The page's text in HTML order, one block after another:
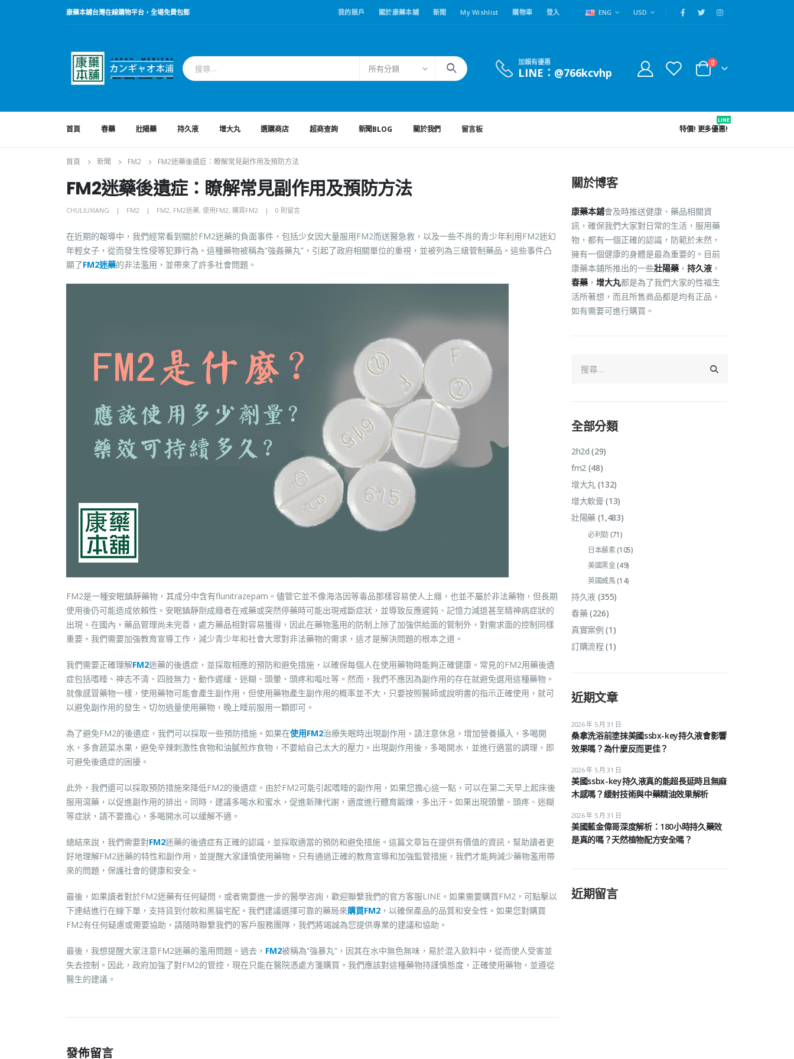
康藥本鋪台灣在線購物平台，全場免費包郵 我的賬戶 關於康藥本鋪 新聞 My Wishlist 購物車 登入 ENG USD
所有分類
加賴有優惠
LINE：@766kcvhp
0
首頁 春藥 壯陽藥 持久液 增大丸 選購商店 超商查詢 新聞BLOG 關於我們 留言板 特價! 更多優惠!
LINE
首頁 新聞 FM2 FM2迷藥後遺症：瞭解常見副作用及預防方法
FM2迷藥後遺症：瞭解常見副作用及預防方法
CHULIUXIANG FM2 FM2, FM2迷藥, 使用FM2, 購買FM2 0 則留言
在近期的報導中，我們經常看到關於FM2迷藥的負面事件，包括少女因大量服用FM2而送醫急救，以及一些不肖的青少年利用FM2迷幻
年輕女子，從而發生性侵等犯罪行為。這種藥物被稱為”強姦藥丸”，引起了政府相關單位的重視，並被列為三級管制藥品。這些事件凸
顯了FM2迷藥的非法濫用，並帶來了許多社會問題。
FM2是一種安眠鎮靜藥物，其成分中含有flunitrazepam。儘管它並不像海洛因等毒品那樣容易使人上癮，也並不屬於非法藥物，但長期
使用後仍可能造成依賴性。安眠鎮靜劑成癮者在戒藥或突然停藥時可能出現戒斷症狀，並導致反應遲鈍、記憶力減退甚至精神病症狀的
出現。在國內，藥品管理尚未完善，處方藥品相對容易獲得，因此在藥物濫用的防制上除了加強供給面的管制外，對需求面的控制同樣
重要。我們需要加強教育宣導工作，減少青少年和社會大眾對非法藥物的需求，這才是解決問題的根本之道。
我們需要正確理解FM2迷藥的後遺症，並採取相應的預防和避免措施，以確保每個人在使用藥物時能夠正確健康。常見的FM2用藥後遺
症包括嗜睡、神志不清、四肢無力、動作遲緩、迷糊、頭暈、頭疼和嘔吐等。然而，我們不應因為副作用的存在就避免選用這種藥物。
就像感冒藥物一樣，使用藥物可能會產生副作用，但使用藥物產生副作用的概率並不大，只要按照醫師或說明書的指示正確使用，就可
以避免副作用的發生。切勿過量使用藥物，晚上睡前服用一顆即可。
為了避免FM2的後遺症，我們可以採取一些預防措施。如果在使用FM2治療失眠時出現副作用，請注意休息，增加營養攝入，多喝開
水，多食蔬菜水果，避免辛辣刺激性食物和油膩煎炸食物，不要給自己太大的壓力。出現副作用後，多喝開水，並進行適當的調理，即
可避免後遺症的困擾。
此外，我們還可以採取預防措施來降低FM2的後遺症。由於FM2可能引起嗜睡的副作用，如果您擔心這一點，可以在第二天早上起床後
服用瀉藥，以促進副作用的排出。同時，建議多喝水和蜜水，促進新陳代謝，適度進行體育鍛煉，多出汗。如果出現頭暈、頭疼、迷糊
等症狀，請不要擔心，多喝開水可以緩解不適。
總結來說，我們需要對FM2迷藥的後遺症有正確的認識，並採取適當的預防和避免措施。這篇文章旨在提供有價值的資訊，幫助讀者更
好地理解FM2迷藥的特性和副作用，並提醒大家謹慎使用藥物。只有通過正確的教育宣導和加強監管措施，我們才能夠減少藥物濫用帶
來的問題，保護社會的健康和安全。
最後，如果讀者對於FM2迷藥有任何疑問，或者需要進一步的醫學咨詢，歡迎聯繫我們的官方客服LINE。如果需要購買FM2，可點擊以
下連結進行在線下單，支持貨到付款和黑貓宅配。我們建議選擇可靠的藥局來購買FM2 ，以確保產品的品質和安全性。如果您對購買
FM2有任何疑慮或需要協助，請隨時聯繫我們的客戶服務團隊，我們將竭誠為您提供專業的建議和協助。
最後，我想提醒大家注意FM2迷藥的濫用問題。過去， FM2被稱為”強暴丸”，因其在水中無色無味，易於混入飲料中，從而使人受害並
失去控制。因此，政府加強了對FM2的管控，現在只能在醫院憑處方箋購買。我們應該對這種藥物持謹慎態度，正確使用藥物，並遵從
醫生的建議。
發佈留言
關於博客
康藥本鋪會及時推送健康、藥品相關資
訊，確保我們大家對日常的生活，服用藥
物，都有一個正確的認識，防範於未然，
擁有一個健康的身體是最為重要的。目前
康藥本鋪所推出的一些壯陽藥 ， 持久液 ，
春藥 ， 增大丸都是為了我們大家的性福生
活所著想，而且所售商品都是均有正品，
如有需要可進行購買。
全部分類
2h2d (29)
fm2(48)
增大丸(132)
增大軟膏 (13)
壯陽藥(1,483)
必利勁(71)
日本藤素(105)
美國黑金(49)
英國威馬(14)
持久液(355)
春藥(226)
真實案例 (1)
訂購流程 (1)
近期文章
桑拿洗浴前塗抹美國ssbx-key持久液會影響
效果嗎？為什麼反而更佳？
2026 年 5 月 31 日
美國ssbx-key持久液真的能超長延時且無麻
木感嗎？緩射技術與中藥精油效果解析
2026 年 5 月 31 日
美國藍金偉哥深度解析：180小時持久藥效
是真的嗎？天然植物配方安全嗎？
2026 年 5 月 31 日
近期留言